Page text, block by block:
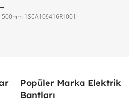
500mm 1SCA109416R1001
Popüler Marka Elektrik
Bantları